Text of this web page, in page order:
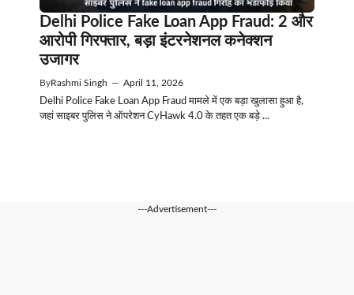
Delhi Police Fake Loan App Fraud: 2 और
आरोपी गिरफ्तार, बड़ा इंटरनेशनल कनेक्शन
उजागर
ByRashmi Singh — April 11, 2026
Delhi Police Fake Loan App Fraud मामले में एक बड़ा खुलासा हुआ है,
जहां साइबर पुलिस ने ऑपरेशन CyHawk 4.0 के तहत एक बड़े ...
---Advertisement---